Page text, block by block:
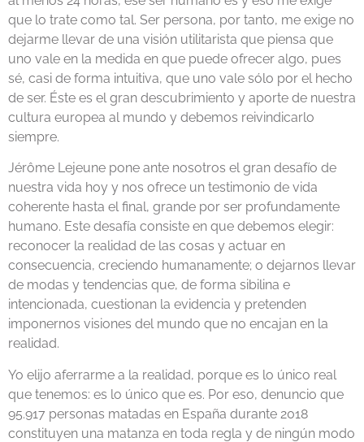
que lo trate como tal. Ser persona, por tanto, me exige no
dejarme llevar de una visión utilitarista que piensa que
uno vale en la medida en que puede ofrecer algo, pues
sé, casi de forma intuitiva, que uno vale sólo por el hecho
de ser. Éste es el gran descubrimiento y aporte de nuestra
cultura europea al mundo y debemos reivindicarlo
siempre.
Jérôme Lejeune pone ante nosotros el gran desafío de
nuestra vida hoy y nos ofrece un testimonio de vida
coherente hasta el final, grande por ser profundamente
humano. Este desafía consiste en que debemos elegir:
reconocer la realidad de las cosas y actuar en
consecuencia, creciendo humanamente; o dejarnos llevar
de modas y tendencias que, de forma sibilina e
intencionada, cuestionan la evidencia y pretenden
imponernos visiones del mundo que no encajan en la
realidad.
Yo elijo aferrarme a la realidad, porque es lo único real
que tenemos: es lo único que es. Por eso, denuncio que
95.917 personas matadas en España durante 2018
constituyen una matanza en toda regla y de ningún modo